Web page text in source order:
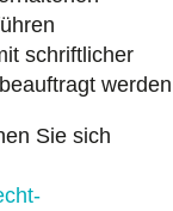
schriftlicher
werden
Sie sich